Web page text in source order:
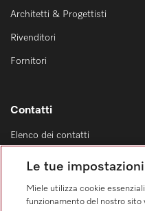
Architetti & Progettisti
Rivenditori
Fornitori
Contatti
Elenco dei contatti
0471 666 319
Le tue
Miele utilizza cookie
funzionamento del nostro sito